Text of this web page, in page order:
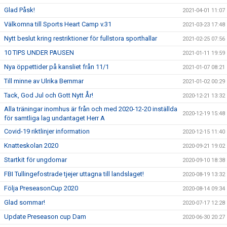
Glad Påsk! 2021-04-01 11:07
Välkomna till Sports Heart Camp v.31 2021-03-23 17:48
Nytt beslut kring restriktioner för fullstora sporthallar 2021-02-25 07:56
10 TIPS UNDER PAUSEN 2021-01-11 19:59
Nya öppettider på kansliet från 11/1 2021-01-07 08:21
Till minne av Ulrika Bernmar 2021-01-02 00:29
Tack, God Jul och Gott Nytt År! 2020-12-21 13:32
Alla träningar inomhus är från och med 2020-12-20 inställda
för samtliga lag undantaget Herr A
2020-12-19 15:48
Covid-19 riktlinjer information 2020-12-15 11:40
Knatteskolan 2020 2020-09-21 19:02
Startkit för ungdomar 2020-09-10 18:38
FBI Tullingefostrade tjejer uttagna till landslaget! 2020-08-19 13:32
Följa PreseasonCup 2020 2020-08-14 09:34
Glad sommar! 2020-07-17 12:28
Update Preseason cup Dam 2020-06-30 20:27